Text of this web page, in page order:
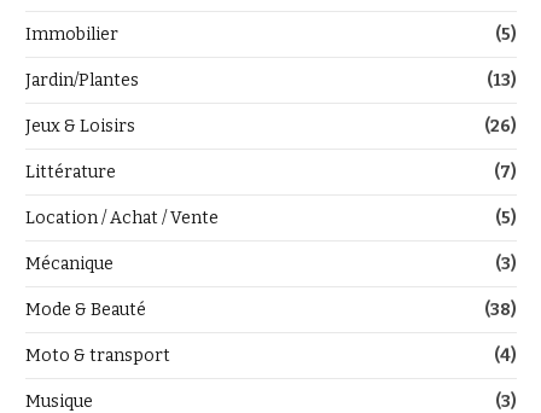
Immobilier (5)
Jardin/Plantes (13)
Jeux & Loisirs (26)
Littérature (7)
Location / Achat / Vente (5)
Mécanique (3)
Mode & Beauté (38)
Moto & transport (4)
Musique (3)